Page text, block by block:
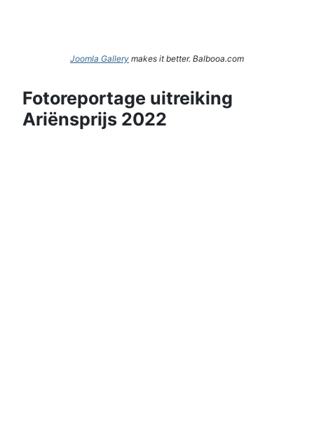
Joomla Gallery makes it better. Balbooa.com
Fotoreportage uitreiking
Ariënsprijs 2022